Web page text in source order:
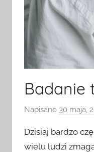
Badanie
Napisano 30 maja,
Dzisiaj bardzo
wielu ludzi